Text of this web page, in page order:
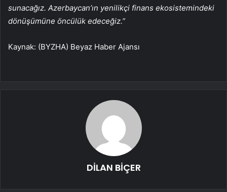
sunacağız. Azerbaycan’ın yenilikçi finans ekosistemindeki
dönüşümüne öncülük edeceğiz.”
Kaynak: (BYZHA) Beyaz Haber Ajansı
DİLAN BİÇER